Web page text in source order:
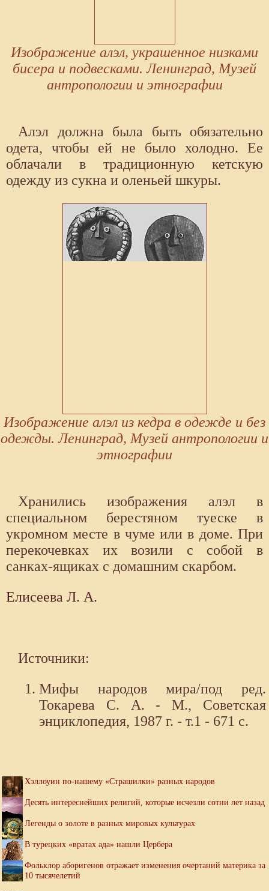
Изображение алэл, украшенное низками
бисера и подвесками. Ленинград, Музей
антропологии и этнографии
Алэл должна была быть обязательно
одета, чтобы ей не было холодно. Ее
облачали в традиционную кетскую
одежду из сукна и оленьей шкуры.
Изображение алэл из кедра в одежде и без
одежды. Ленинград, Музей антропологии и
этнографии
Хранились изображения алэл в
специальном берестяном туеске в
укромном месте в чуме или в доме. При
перекочевках их возили с собой в
санках-ящиках с домашним скарбом.
Елисеева Л. А.
Источники:
Мифы народов мира/под ред.
Токарева С. А. - М., Советская
энциклопедия, 1987 г. - т.1 - 671 с.
Хэллоуин по-нашему «Страшилки» разных народов
Десять интереснейших религий, которые исчезли сотни лет назад
Легенды о золоте в разных мировых культурах
В турецких «вратах ада» нашли Цербера
Фольклор аборигенов отражает изменения очертаний материка за
10 тысячелетий